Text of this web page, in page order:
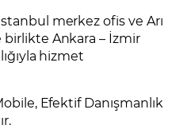
merkez ofis ve Arı
Ankara – İzmir
hizmet
Efektif Danışmanlık